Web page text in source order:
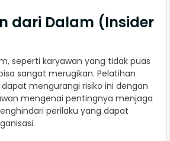
dari Dalam (Insider
seperti karyawan yang tidak puas
sangat merugikan. Pelatihan
dapat mengurangi risiko ini dengan
mengenai pentingnya menjaga
perilaku yang dapat